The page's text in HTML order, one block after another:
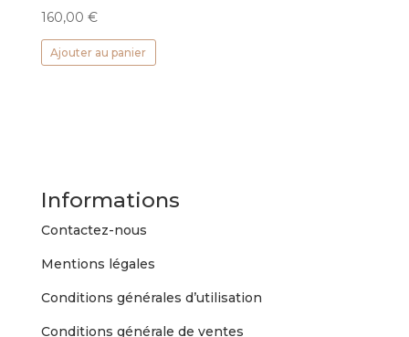
160,00 €
Ajouter au panier
Informations
Contactez-nous
Mentions légales
Conditions générales d’utilisation
Conditions générale de ventes